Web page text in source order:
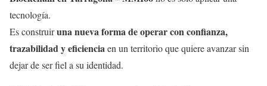
tecnología.
Es construiruna nueva forma de operar con confianza,
trazabilidad y eficienciaen un territorio que quiere avanzar sin
dejar de ser fiel a su identidad.